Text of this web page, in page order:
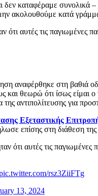
καταφέραμε συνολικά –
ακολουθούμε κατά
αυτές τις
αναφέρθηκε στη βαθιά
και θεωρώ ότι ίσως
αντιπολίτευσης για
Εξεταστικής
επίσης στη διάθεση
ότι αυτές τις
rsz3ZiiFTg
13, 2024